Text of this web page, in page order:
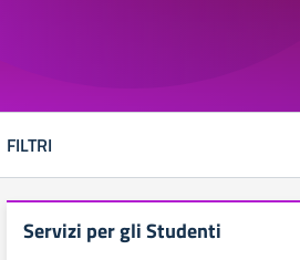
FILTRI
Servizi per gli Studenti